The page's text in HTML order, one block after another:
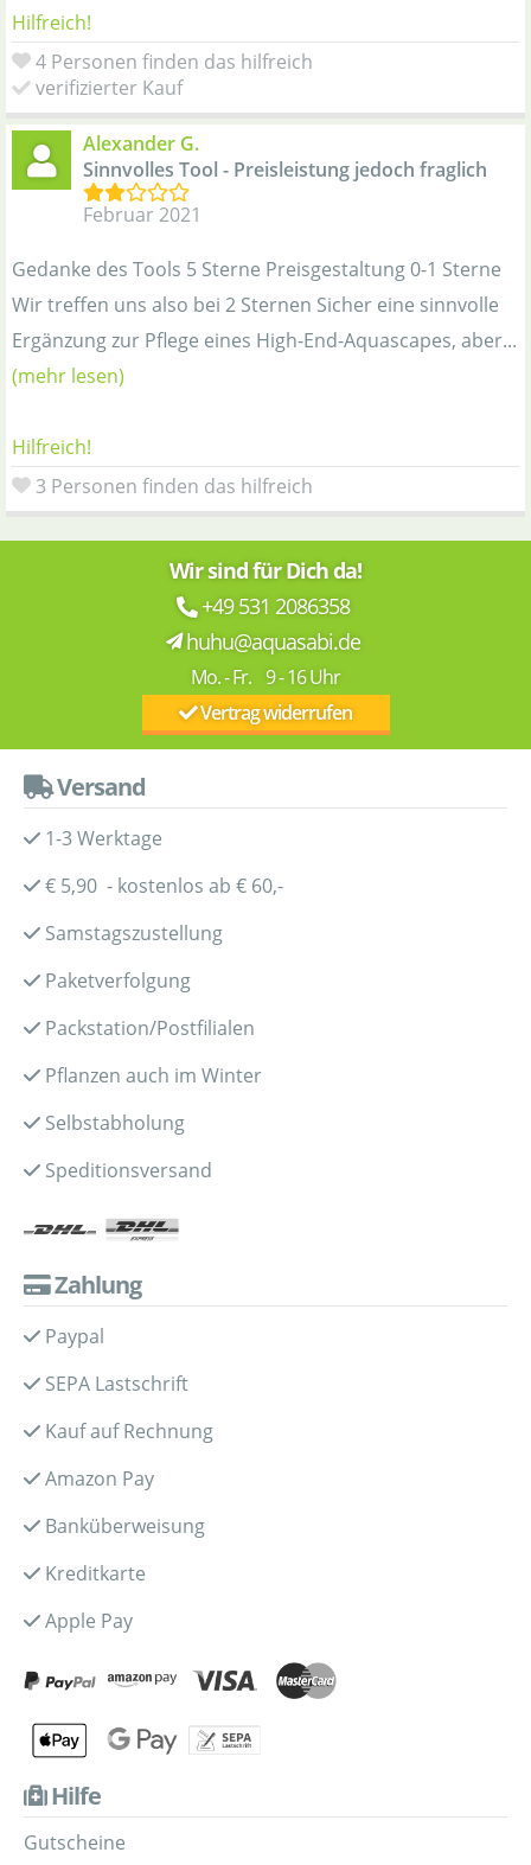
Hilfreich!
4 Personen finden das hilfreich
verifizierter Kauf
Alexander G.
Sinnvolles Tool - Preisleistung jedoch fraglich
Februar 2021
Gedanke des Tools 5 Sterne Preisgestaltung 0-1 Sterne
Wir treffen uns also bei 2 Sternen Sicher eine sinnvolle
Ergänzung zur Pflege eines High-End-Aquascapes, aber...
(mehr lesen)
Hilfreich!
3 Personen finden das hilfreich
Wir sind für Dich da!
+49 531 2086358
huhu@aquasabi.de
Mo. - Fr. 9 - 16 Uhr
Vertrag widerrufen
Versand
1-3 Werktage
€ 5,90 - kostenlos ab € 60,-
Samstagszustellung
Paketverfolgung
Packstation/Postfilialen
Pflanzen auch im Winter
Selbstabholung
Speditionsversand
Zahlung
Paypal
SEPA Lastschrift
Kauf auf Rechnung
Amazon Pay
Banküberweisung
Kreditkarte
Apple Pay
Hilfe
Gutscheine